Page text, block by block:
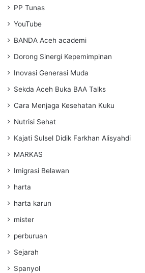
PP Tunas
YouTube
BANDA Aceh academi
Dorong Sinergi Kepemimpinan
Inovasi Generasi Muda
Sekda Aceh Buka BAA Talks
Cara Menjaga Kesehatan Kuku
Nutrisi Sehat
Kajati Sulsel Didik Farkhan Alisyahdi
MARKAS
Imigrasi Belawan
harta
harta karun
mister
perburuan
Sejarah
Spanyol